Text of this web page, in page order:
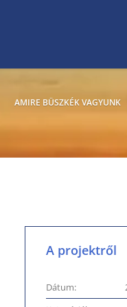
AMIRE BÜSZKÉK VAGYUNK
A projektről
Dátum: